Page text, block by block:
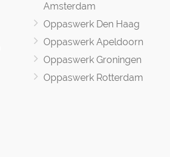
Amsterdam
Oppaswerk Den Haag
Oppaswerk Apeldoorn
Oppaswerk Groningen
Oppaswerk Rotterdam